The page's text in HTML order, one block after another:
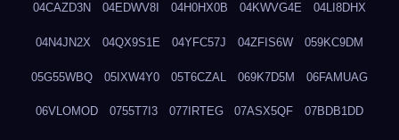
04CAZD3N 04EDWV8I 04H0HX0B 04KWVG4E 04LI8DHX
04N4JN2X 04QX9S1E 04YFC57J 04ZFIS6W 059KC9DM
05G55WBQ 05IXW4Y0 05T6CZAL 069K7D5M 06FAMUAG
06VLOMOD 0755T7I3 077IRTEG 07ASX5QF 07BDB1DD